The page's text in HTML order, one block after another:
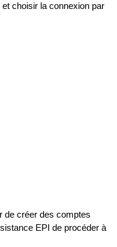
et choisir la connexion par
de créer des comptes
EPI de procéder à